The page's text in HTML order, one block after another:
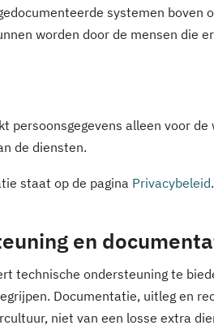
systemen
worden door de mensen die
persoonsgegevens alleen voor
de diensten.
staat op de pagina Privacybeleid.
en
technische ondersteuning te
Documentatie, uitleg en
niet van een losse extra